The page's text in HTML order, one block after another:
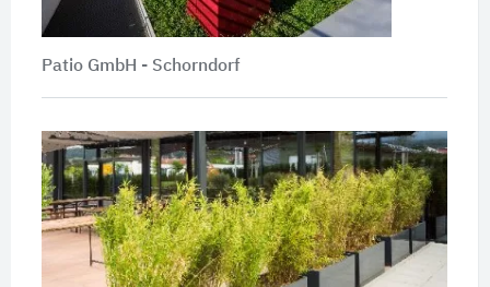
Patio GmbH - Schorndorf